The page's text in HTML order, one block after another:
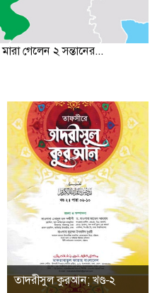
গেলেন ২ সন্তানের...
তাদরীসুল কুরআন; খণ্ড-২